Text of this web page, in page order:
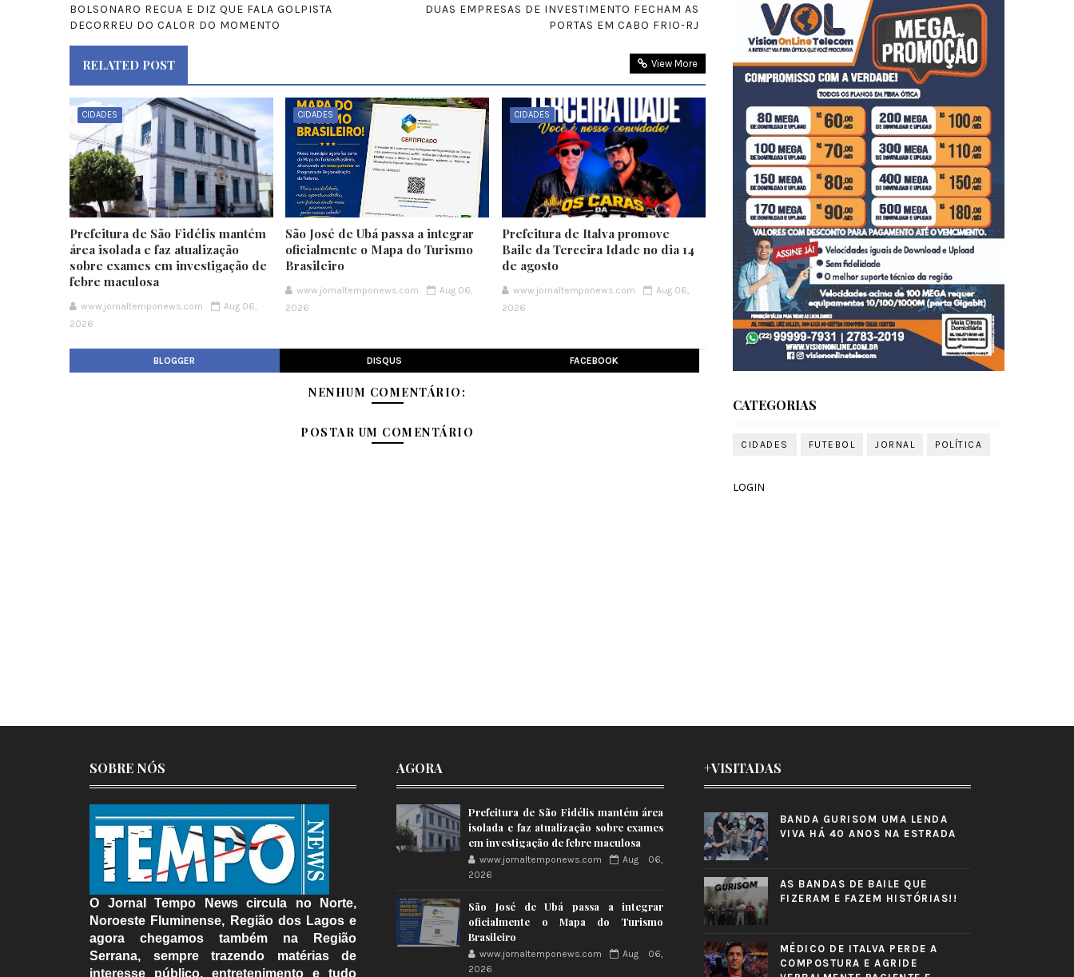
BOLSONARO RECUA E DIZ QUE FALA GOLPISTA
DECORREU DO CALOR DO MOMENTO
DUAS EMPRESAS DE INVESTIMENTO FECHAM AS
PORTAS EM CABO FRIO-RJ
RELATED POST View More
CIDADES
Prefeitura de São Fidélis mantém
área isolada e faz atualização
sobre exames em investigação de
febre maculosa
www.jornaltemponews.com
Aug 06,
2026
CIDADES
São José de Ubá passa a integrar
oficialmente o Mapa do Turismo
Brasileiro
www.jornaltemponews.com
Aug 06,
2026
CIDADES
Prefeitura de Italva promove
Baile da Terceira Idade no dia 14
de agosto
www.jornaltemponews.com
Aug 06,
2026
BLOGGER DISQUS FACEBOOK
NENHUM COMENTÁRIO:
POSTAR UM COMENTÁRIO
CATEGORIAS
CIDADES FUTEBOL JORNAL POLÍTICA
LOGIN
SOBRE NÓS
O Jornal Tempo News circula no Norte,
Noroeste Fluminense, Região dos Lagos e
agora chegamos também na Região
Serrana, sempre trazendo matérias de
interesse público, entretenimento e tudo
AGORA
Prefeitura de São Fidélis mantém área
isolada e faz atualização sobre exames
em investigação de febre maculosa
www.jornaltemponews.com
Aug 06,
2026
São José de Ubá passa a integrar
oficialmente o Mapa do Turismo
Brasileiro
www.jornaltemponews.com
Aug 06,
2026
+VISITADAS
BANDA GURISOM UMA LENDA
VIVA HÁ 40 ANOS NA ESTRADA
AS BANDAS DE BAILE QUE
FIZERAM E FAZEM HISTÓRIAS!!
MÉDICO DE ITALVA PERDE A
COMPOSTURA E AGRIDE